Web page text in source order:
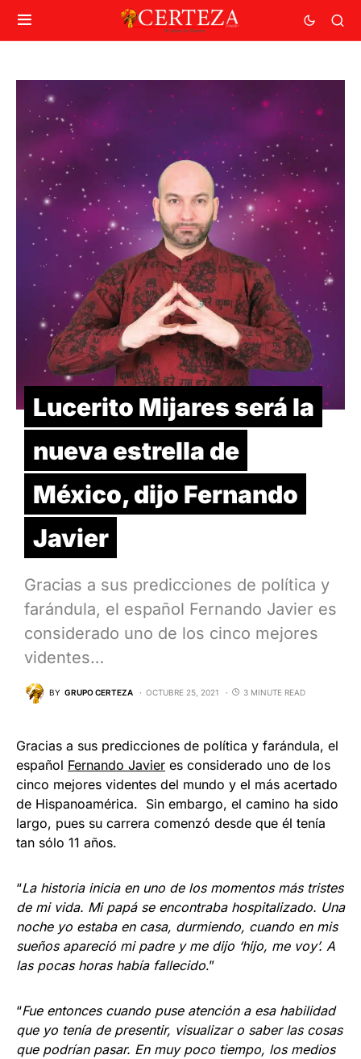
Lucerito Mijares será la
nueva estrella de
México, dijo Fernando
Javier
Gracias a sus predicciones de política y
farándula, el español Fernando Javier es
considerado uno de los cinco mejores
videntes…
BY GRUPO CERTEZA OCTUBRE 25, 2021 3 MINUTE READ
Gracias a sus predicciones de política y farándula, el
español Fernando Javier es considerado uno de los
cinco mejores videntes del mundo y el más acertado
de Hispanoamérica. Sin embargo, el camino ha sido
largo, pues su carrera comenzó desde que él tenía
tan sólo 11 años.
“La historia inicia en uno de los momentos más tristes
de mi vida. Mi papá se encontraba hospitalizado. Una
noche yo estaba en casa, durmiendo, cuando en mis
sueños apareció mi padre y me dijo ‘hijo, me voy’. A
las pocas horas había fallecido.”
“Fue entonces cuando puse atención a esa habilidad
que yo tenía de presentir, visualizar o saber las cosas
que podrían pasar. En muy poco tiempo, los medios